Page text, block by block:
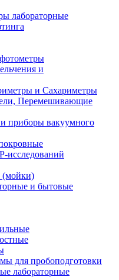
лабораторные
и
и Сахариметры
Перемешивающие
приборы вакуумного
исследований
(мойки)
и бытовые
для пробоподготовки
лабораторные